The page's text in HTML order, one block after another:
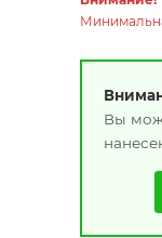
Вы